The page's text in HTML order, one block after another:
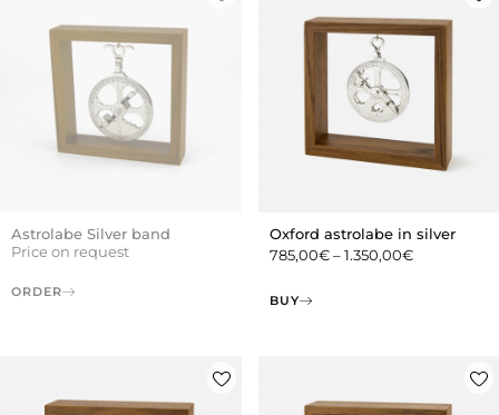
Astrolabe Silver band
Price on request
ORDER
Oxford astrolabe in silver
785,00€–1.350,00€
BUY